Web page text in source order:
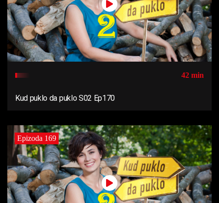
42 min
Kud puklo da puklo S02 Ep170
Epizoda 169